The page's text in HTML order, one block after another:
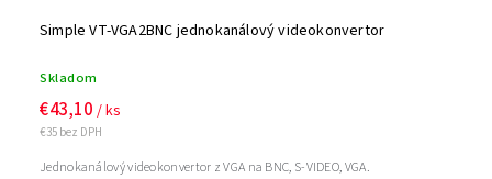
Simple VT-VGA2BNC jednokanálový videokonvertor
Skladom
€35 bez DPH
€43,10 / ks
Jednokanálový videokonvertor z VGA na BNC, S-VIDEO, VGA.